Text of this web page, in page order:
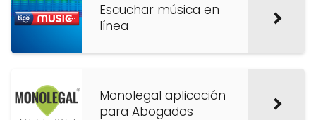
Escuchar música en
línea
Monolegal aplicación
para Abogados